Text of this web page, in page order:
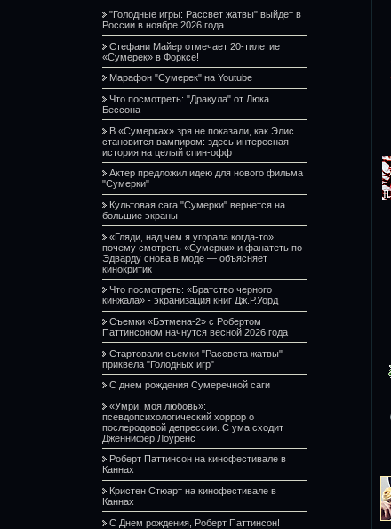
"Голодные игры: Рассвет жатвы" выйдет в
России в ноябре 2026 года
Стефани Майер отмечает 20-тилетие
«Сумерек» в Форксе!
Марафон "Сумерек" на Youtube
Что посмотреть: "Дракула" от Люка
Бессона
В «Сумерках» зря не показали, как Элис
становится вампиром: здесь интересная
история на целый спин-офф
Актер предложил идею для нового фильма
"Сумерки"
Культовая сага "Сумерки" вернется на
большие экраны
«Гляди, над чем я угорала когда-то»:
почему смотреть «Сумерки» и фанатеть по
Эдварду снова в моде — объясняет
кинокритик
Что посмотреть: «Братство черного
кинжала» - экранизация книг Дж.Р.Уорд
Съемки «Бэтмена-2» с Робертом
Паттинсоном начнутся весной 2026 года
Стартовали съемки "Рассвета жатвы" -
приквела "Голодных игр"
С днем рождения Сумеречной саги
«Умри, моя любовь»:
псевдопсихологический хоррор о
послеродовой депрессии. С ума сходит
Дженнифер Лоуренс
Роберт Паттинсон на кинофестивале в
Каннах
Кристен Стюарт на кинофестивале в
Каннах
С Днем рождения, Роберт Паттинсон!